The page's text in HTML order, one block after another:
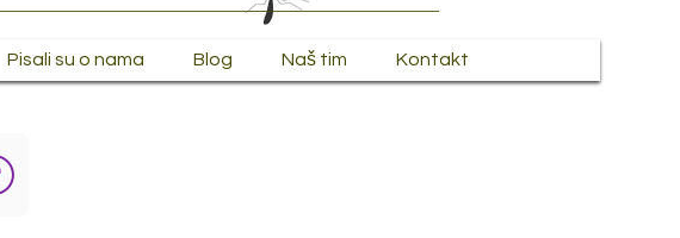
Pisali su o nama Blog Naš tim Kontakt